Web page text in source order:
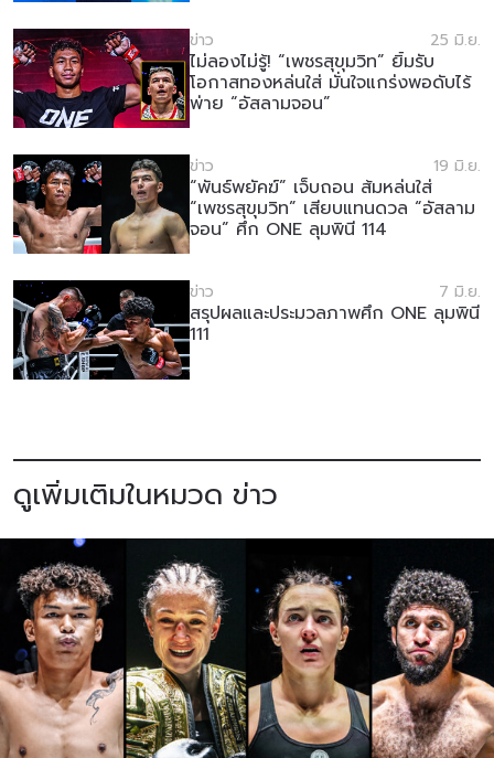
ข่าว 25 มิ.ย.
ไม่ลองไม่รู้! “เพชรสุขุมวิท” ยิ้มรับ
โอกาสทองหล่นใส่ มั่นใจแกร่งพอดับไร้
พ่าย “อัสลามจอน”
ข่าว 19 มิ.ย.
“พันธ์พยัคฆ์” เจ็บถอน ส้มหล่นใส่
“เพชรสุขุมวิท” เสียบแทนดวล “อัสลาม
จอน” ศึก ONE ลุมพินี 114
ข่าว 7 มิ.ย.
สรุปผลและประมวลภาพศึก ONE ลุมพินี
111
ดูเพิ่มเติมในหมวด ข่าว
คู่แข่ง
อีเวนต์
ดูไฮไลต์การแข่งขัน
สมัครเพื่อไม่พลาดข่าวเด็ด
เพื่อไม่พลาดข่าวสารของ ONE รีบลงทะเบียนตอนนี้
เพื่อรับข้อมูลอัปเดตล่าสุดก่อนใคร รวมทั้งข้อเสนอ
และสิทธิพิเศษในการเลือกที่นั่งที่ดีที่สุดในสนาม
อีเมล
ชื่อ
การส่งแบบฟอร์มนี้ถือว่าท่านให้ความยินยอมให้เรา
ยกเลิกการสมัครรับข่าวสารได้ตลอดเวลา